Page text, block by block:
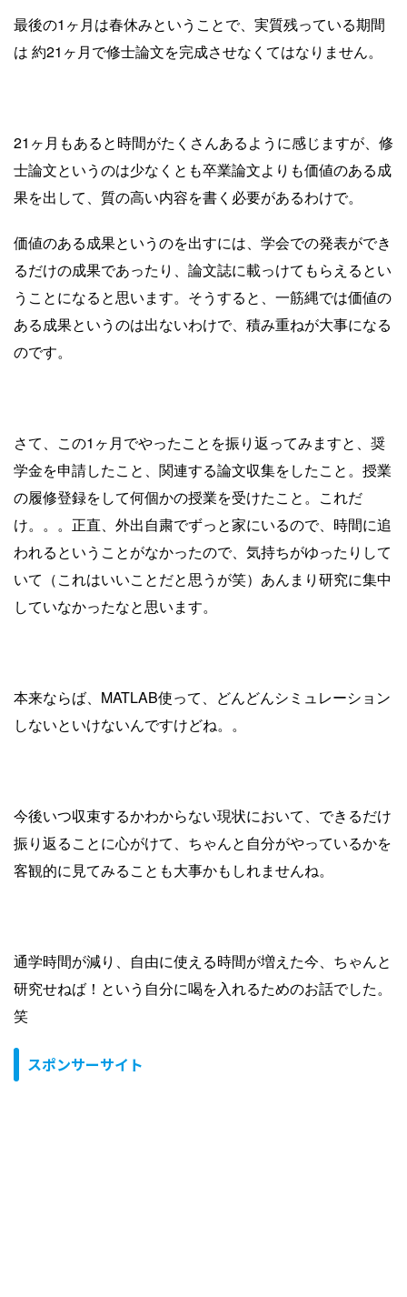
最後の1ヶ月は春休みということで、実質残っている期間
は 約21ヶ月で修士論文を完成させなくてはなりません。
21ヶ月もあると時間がたくさんあるように感じますが、修
士論文というのは少なくとも卒業論文よりも価値のある成
果を出して、質の高い内容を書く必要があるわけで。
価値のある成果というのを出すには、学会での発表ができ
るだけの成果であったり、論文誌に載っけてもらえるとい
うことになると思います。そうすると、一筋縄では価値の
ある成果というのは出ないわけで、積み重ねが大事になる
のです。
さて、この1ヶ月でやったことを振り返ってみますと、奨
学金を申請したこと、関連する論文収集をしたこと。授業
の履修登録をして何個かの授業を受けたこと。これだ
け。。。正直、外出自粛でずっと家にいるので、時間に追
われるということがなかったので、気持ちがゆったりして
いて（これはいいことだと思うが笑）あんまり研究に集中
していなかったなと思います。
本来ならば、MATLAB使って、どんどんシミュレーション
しないといけないんですけどね。。
今後いつ収束するかわからない現状において、できるだけ
振り返ることに心がけて、ちゃんと自分がやっているかを
客観的に見てみることも大事かもしれませんね。
通学時間が減り、自由に使える時間が増えた今、ちゃんと
研究せねば！という自分に喝を入れるためのお話でした。
笑
スポンサーサイト